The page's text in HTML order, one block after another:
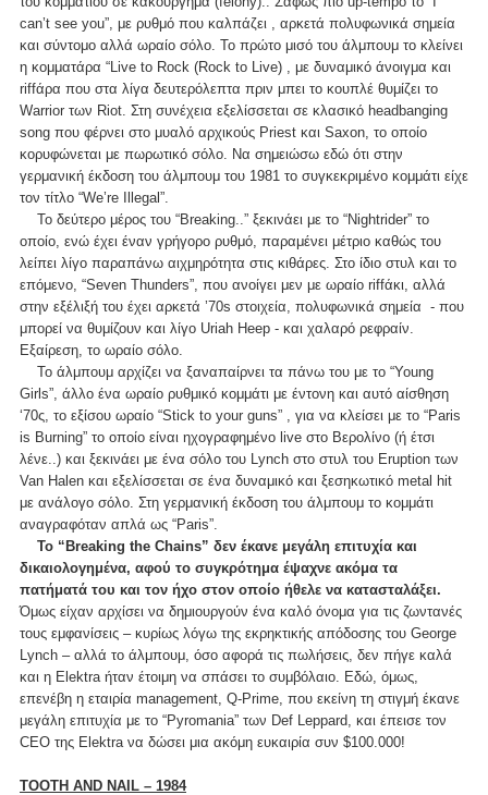
can’t see you”, με ρυθμό που καλπάζει , αρκετά πολυφωνικά σημεία
και σύντομο αλλά ωραίο σόλο. Το πρώτο μισό του άλμπουμ το κλείνει
η κομματάρα “Live to Rock (Rock to Live) , με δυναμικό άνοιγμα και
riffάρα που στα λίγα δευτερόλεπτα πριν μπει το κουπλέ θυμίζει το
Warrior των Riot. Στη συνέχεια εξελίσσεται σε κλασικό headbanging
song που φέρνει στο μυαλό αρχικούς Priest και Saxon, το οποίο
κορυφώνεται με πωρωτικό σόλο. Να σημειώσω εδώ ότι στην
γερμανική έκδοση του άλμπουμ του 1981 το συγκεκριμένο κομμάτι είχε
τον τίτλο “We’re Illegal”.
Το δεύτερο μέρος του “Breaking..” ξεκινάει με το “Nightrider” το
οποίο, ενώ έχει έναν γρήγορο ρυθμό, παραμένει μέτριο καθώς του
λείπει λίγο παραπάνω αιχμηρότητα στις κιθάρες. Στο ίδιο στυλ και το
επόμενο, “Seven Thunders”, που ανοίγει μεν με ωραίο riffάκι, αλλά
στην εξέλιξή του έχει αρκετά ’70s στοιχεία, πολυφωνικά σημεία - που
μπορεί να θυμίζουν και λίγο Uriah Heep - και χαλαρό ρεφραίν.
Εξαίρεση, το ωραίο σόλο.
Το άλμπουμ αρχίζει να ξαναπαίρνει τα πάνω του με το “Young
Girls”, άλλο ένα ωραίο ρυθμικό κομμάτι με έντονη και αυτό αίσθηση
‘70ς, το εξίσου ωραίο “Stick to your guns” , για να κλείσει με το “Paris
is Burning” το οποίο είναι ηχογραφημένο live στο Βερολίνο (ή έτσι
λένε..) και ξεκινάει με ένα σόλο του Lynch στο στυλ του Eruption των
Van Halen και εξελίσσεται σε ένα δυναμικό και ξεσηκωτικό metal hit
με ανάλογο σόλο. Στη γερμανική έκδοση του άλμπουμ το κομμάτι
αναγραφόταν απλά ως “Paris”.
To “Breaking the Chains” δεν έκανε μεγάλη επιτυχία και
δικαιολογημένα, αφού το συγκρότημα έψαχνε ακόμα τα
πατήματά του και τον ήχο στον οποίο ήθελε να κατασταλάξει.
Όμως είχαν αρχίσει να δημιουργούν ένα καλό όνομα για τις ζωντανές
τους εμφανίσεις – κυρίως λόγω της εκρηκτικής απόδοσης του George
Lynch – αλλά το άλμπουμ, όσο αφορά τις πωλήσεις, δεν πήγε καλά
και η Elektra ήταν έτοιμη να σπάσει το συμβόλαιο. Εδώ, όμως,
επενέβη η εταιρία management, Q-Prime, που εκείνη τη στιγμή έκανε
μεγάλη επιτυχία με το “Pyromania” των Def Leppard, και έπεισε τον
CEO της Elektra να δώσει μια ακόμη ευκαιρία συν $100.000!
TOOTH AND NAIL – 1984